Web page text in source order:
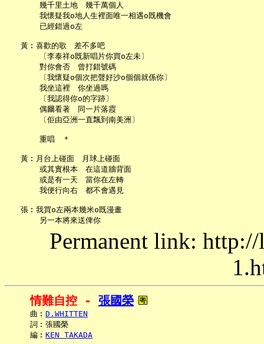
       幾千里土地　幾千萬個人
       我懷疑我o地人生裡面唯一相遇o既機會
       已經錯過o左
   黃︰喜歡的歌　差不多吧
       〔李泰祥o既新唱片你買o左未〕
       對你會否　曾打錯號碼
       〔我懷疑o個次把聲好沙o個個就係你〕
       我坐這裡　你坐過嗎
       〔我認得你o的字跡〕
       偶爾看著　同一片落霞
       〔佢由亞洲一直飄到南美洲〕
       重唱　＊
   黃︰月台上碰面　月球上碰面
       或其實根本　在這道牆背面
       或是有一天　當你在左轉
       我便行向右　都不會遇見
   張︰我買o左兩本幾米o既漫畫
Permanent link:
情難自控 - 張國榮
     曲︰
D.WHITTEN
     詞︰張國榮
     編︰
KEN TAKADA